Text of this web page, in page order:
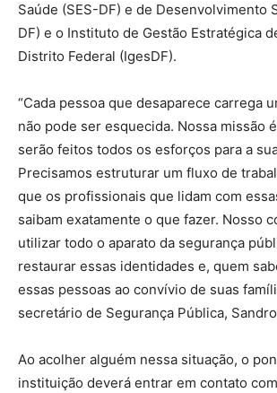
Saúde (SES-DF) e de Desenvolvimento
DF) e o Instituto de Gestão Estratégica
Distrito Federal (IgesDF).
“Cada pessoa que desaparece carrega
não pode ser esquecida. Nossa missão
serão feitos todos os esforços para a
Precisamos estruturar um fluxo de
que os profissionais que lidam com
saibam exatamente o que fazer. Nosso
utilizar todo o aparato da segurança
restaurar essas identidades e, quem
essas pessoas ao convívio de suas
secretário de Segurança Pública,
Ao acolher alguém nessa situação, o
instituição deverá entrar em contato